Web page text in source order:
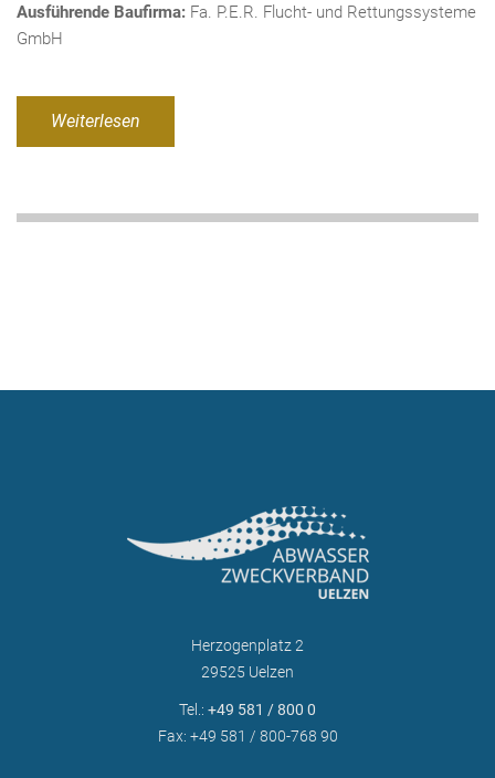
Ausführende Baufirma: Fa. P.E.R. Flucht- und Rettungssysteme
GmbH
Weiterlesen
Herzogenplatz 2
29525 Uelzen
Tel.: +49 581 / 800 0
Fax: +49 581 / 800-768 90